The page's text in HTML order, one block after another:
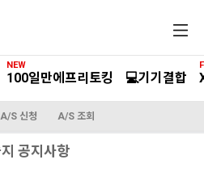
메
100일만에프리토킹
NEW
💻기기결합
A/S 신청 A/S 조회
공지사항